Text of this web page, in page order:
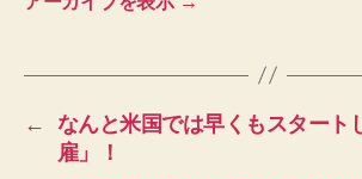
←
なんと米国では早くもスタート
雇」！